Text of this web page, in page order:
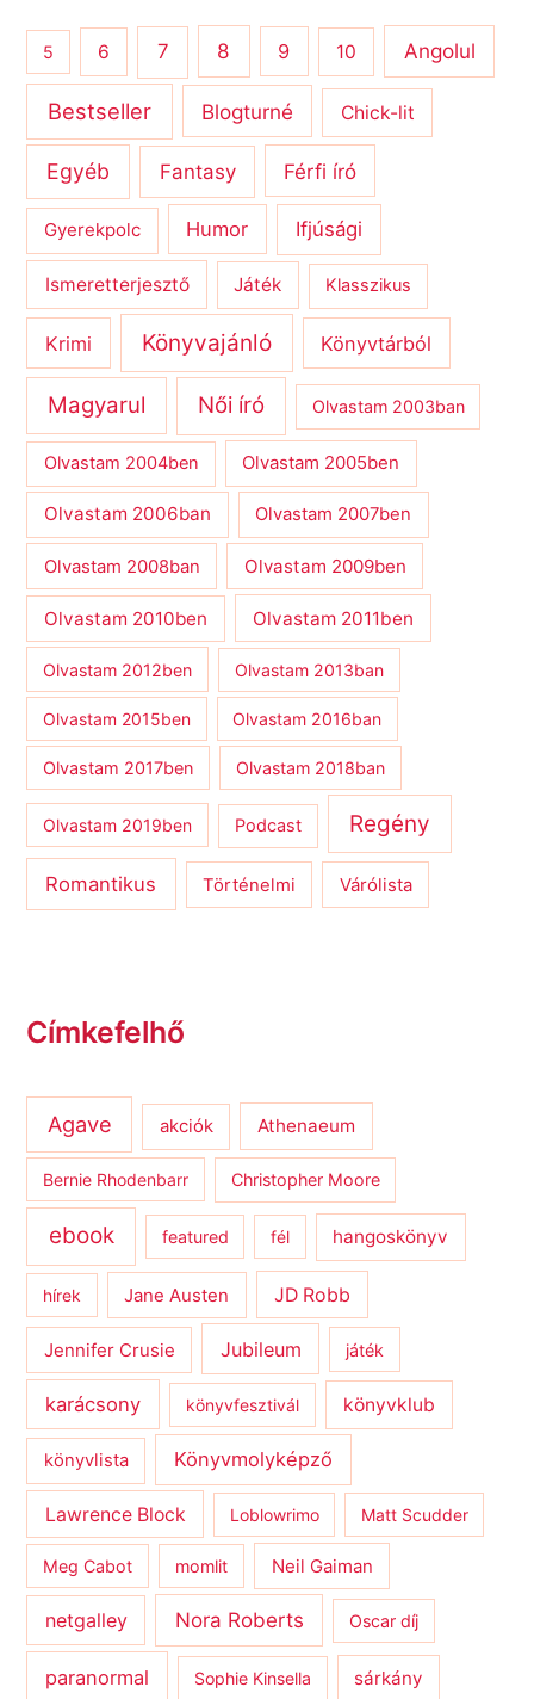
5 6 7 8 9 10 Angolul
Bestseller Blogturné Chick-lit
Egyéb Fantasy Férfi író
Gyerekpolc Humor Ifjúsági
Ismeretterjesztő Játék Klasszikus
Krimi Könyvajánló Könyvtárból
Magyarul Női író Olvastam 2003ban
Olvastam 2004ben Olvastam 2005ben
Olvastam 2006ban Olvastam 2007ben
Olvastam 2008ban Olvastam 2009ben
Olvastam 2010ben Olvastam 2011ben
Olvastam 2012ben Olvastam 2013ban
Olvastam 2015ben Olvastam 2016ban
Olvastam 2017ben Olvastam 2018ban
Olvastam 2019ben Podcast Regény
Romantikus Történelmi Várólista
Címkefelhő
Agave akciók Athenaeum
Bernie Rhodenbarr Christopher Moore
ebook featured fél hangoskönyv
hírek Jane Austen JD Robb
Jennifer Crusie Jubileum játék
karácsony könyvfesztivál könyvklub
könyvlista Könyvmolyképző
Lawrence Block Loblowrimo Matt Scudder
Meg Cabot momlit Neil Gaiman
netgalley Nora Roberts Oscar díj
paranormal Sophie Kinsella sárkány